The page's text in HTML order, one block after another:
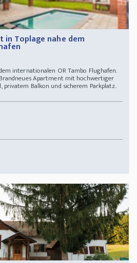
in Toplage nahe dem
internationalen OR Tambo Flughafen.
Apartment mit hochwertiger
Balkon und sicherem Parkplatz.